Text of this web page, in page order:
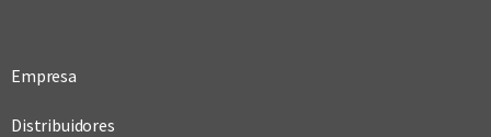
Empresa
Distribuidores